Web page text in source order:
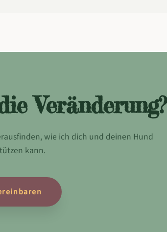
Veränderung?
wie ich dich und deinen Hund
kann.